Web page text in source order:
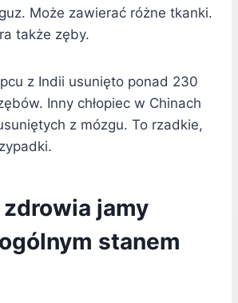
Może zawierać różne tkanki.
także zęby.
z Indii usunięto ponad 230
Inny chłopiec w Chinach
z mózgu. To rzadkie,
jamy
stanem